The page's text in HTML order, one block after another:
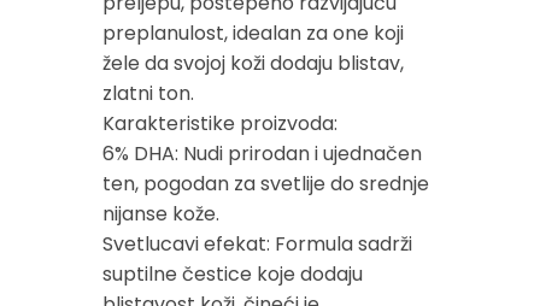
preplanulost, idealan za one koji
žele da svojoj koži dodaju blistav,
zlatni ton.
Karakteristike proizvoda:
6% DHA: Nudi prirodan i ujednačen
ten, pogodan za svetlije do srednje
nijanse kože.
Svetlucavi efekat: Formula sadrži
suptilne čestice koje dodaju